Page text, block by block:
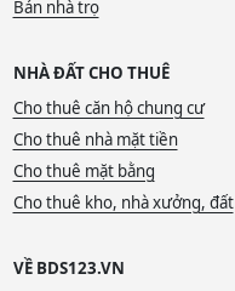
Bán nhà trọ
NHÀ ĐẤT CHO THUÊ
Cho thuê căn hộ chung cư
Cho thuê nhà mặt tiền
Cho thuê mặt bằng
Cho thuê kho, nhà xưởng, đất
VỀ BDS123.VN